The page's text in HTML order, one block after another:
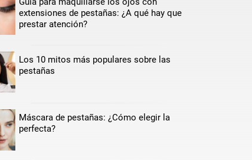
extensiones de pestañas: ¿A qué hay que
prestar atención?
Los 10 mitos más populares sobre las
pestañas
Máscara de pestañas: ¿Cómo elegir la
perfecta?